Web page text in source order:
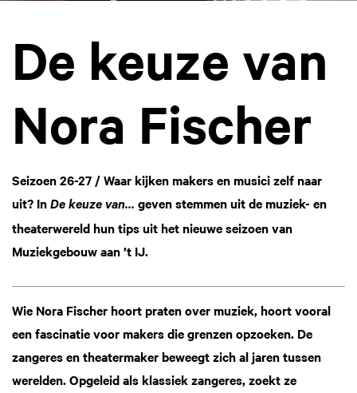
De keuze van
Nora Fischer
Seizoen 26-27 / Waar kijken makers en musici zelf naar
uit? In De keuze van… geven stemmen uit de muziek- en
theaterwereld hun tips uit het nieuwe seizoen van
Muziekgebouw aan ’t IJ.
Wie Nora Fischer hoort praten over muziek, hoort vooral
een fascinatie voor makers die grenzen opzoeken. De
zangeres en theatermaker beweegt zich al jaren tussen
werelden. Opgeleid als klassiek zangeres, zoekt ze